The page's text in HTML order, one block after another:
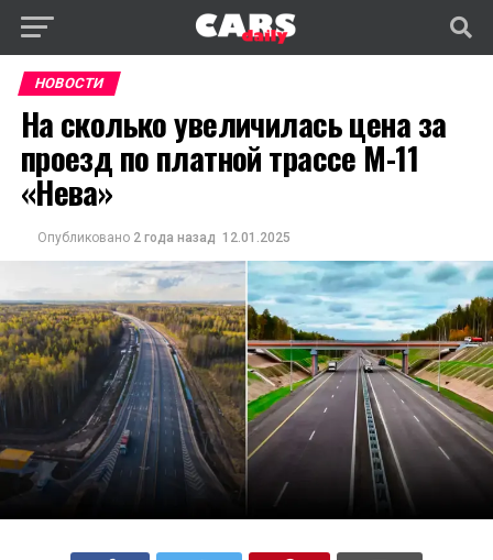
НОВОСТИ
На сколько увеличилась цена за
проезд по платной трассе М-11
«Нева»
Опубликовано 2 года назад 12.01.2025